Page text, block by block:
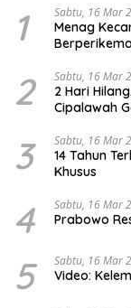
1 Sabtu, 16 Mar
Menag
2 Sabtu, 16 Mar
2 Hari
Cipalawah
3 Sabtu, 16 Mar
14 Tahun
Khusus
4 Sabtu, 16 Mar
Prabowo
5 Sabtu, 16 Mar
Video: